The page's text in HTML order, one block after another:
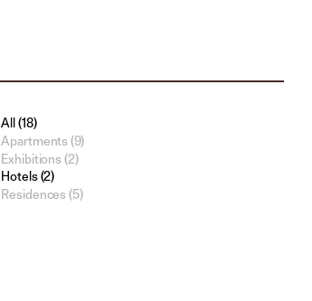
All (18)
Apartments (9)
Exhibitions (2)
Hotels (2)
Residences (5)